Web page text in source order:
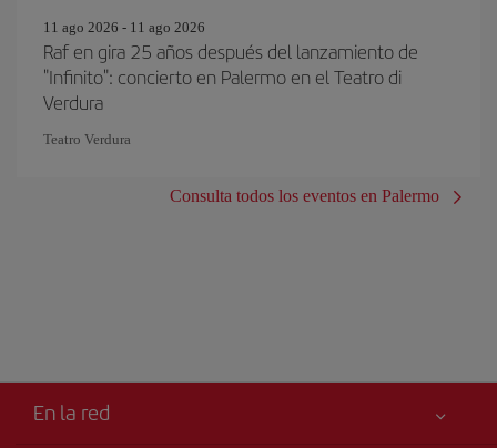
11 ago 2026 - 11 ago 2026
Raf en gira 25 años después del lanzamiento de
"Infinito": concierto en Palermo en el Teatro di
Verdura
Teatro Verdura
Consulta todos los eventos en Palermo
En la red